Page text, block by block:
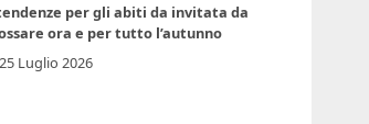
per gli abiti da invitata da
ora e per tutto l’autunno
25 Luglio 2026